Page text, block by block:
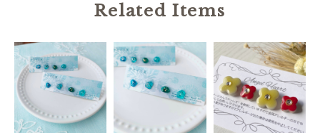
Related Items